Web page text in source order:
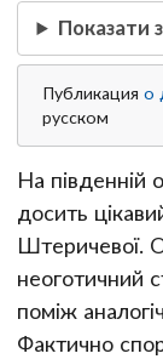
Показати
Публикацияо
русском
На південній
досить
Штеричевої.
неоготичний
поміж
Фактично